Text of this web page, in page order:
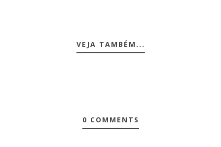
VEJA TAMBÉM...
0 COMMENTS